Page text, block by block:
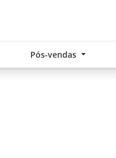
Pós-vendas